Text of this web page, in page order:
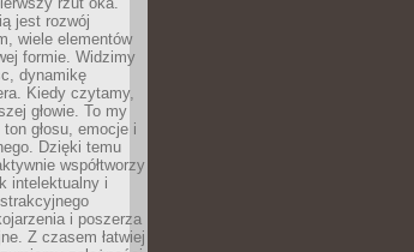
jest rozwój
wiele elementów
formie. Widzimy
dynamikę
Kiedy czytamy,
głowie. To my
głosu, emocje i
Dzięki temu
współtworzy
intelektualny i
i poszerza
Z czasem łatwiej